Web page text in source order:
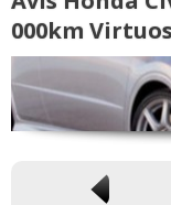
000km